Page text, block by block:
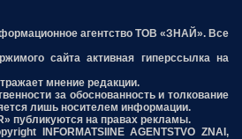
агентство ТОВ «ЗНАЙ». Все
сайта активная гиперссылка на
мнение редакции.
за обоснованность и толкование
лишь носителем информации.
публикуются на правах рекламы.
INFORMATSIINE AGENTSTVO ZNAI,